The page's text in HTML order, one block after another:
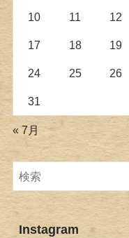
10 11 12
17 18 19
24 25 26
31
« 7月
Instagram